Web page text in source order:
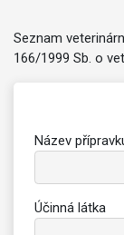
Seznam
166/1999 Sb. o
Název
Účinná látka